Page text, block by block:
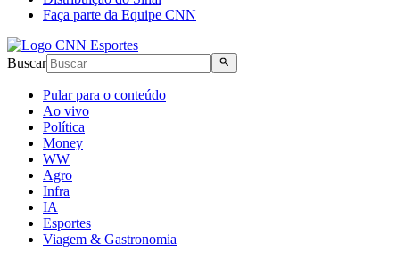
Faça parte da Equipe CNN
Buscar
Pular para o conteúdo
Ao vivo
Política
Money
WW
Agro
Infra
IA
Esportes
Viagem & Gastronomia